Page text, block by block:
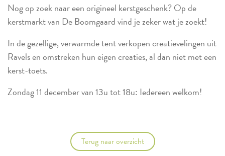
Nog op zoek naar een origineel kerstgeschenk? Op de
kerstmarkt van De Boomgaard vind je zeker wat je zoekt!
In de gezellige, verwarmde tent verkopen creatievelingen uit
Ravels en omstreken hun eigen creaties, al dan niet met een
kerst-toets.
Zondag 11 december van 13u tot 18u: Iedereen welkom!
Terug naar overzicht